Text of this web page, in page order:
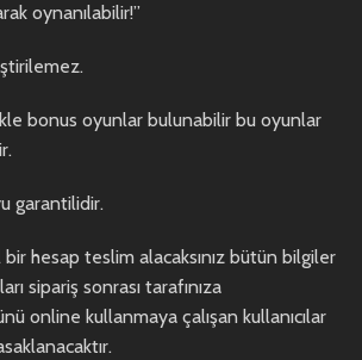
oynanılabilir!”
bonus oyunlar bulunabilir bu oyunlar
garantilidir.
hesap teslim alacaksınız bütün bilgiler
sipariş sonrası tarafınıza
online kullanmaya çalışan kullanıcılar